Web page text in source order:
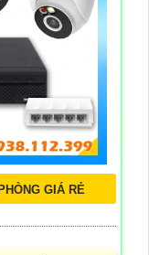
GIÁ RẺ